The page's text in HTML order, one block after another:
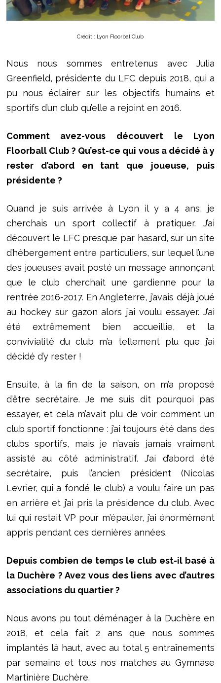
Crédit : Lyon Floorbal Club
Nous nous sommes entretenus avec Julia
Greenfield, présidente du LFC depuis 2018, qui a
pu nous éclairer sur les objectifs humains et
sportifs d’un club qu’elle a rejoint en 2016.
Comment avez-vous découvert le Lyon
Floorball Club ? Qu’est-ce qui vous a décidé à y
rester d’abord en tant que joueuse, puis
présidente ?
Quand je suis arrivée à Lyon il y a 4 ans, je
cherchais un sport collectif à pratiquer. J’ai
découvert le LFC presque par hasard, sur un site
d’hébergement entre particuliers, sur lequel l’une
des joueuses avait posté un message annonçant
que le club cherchait une gardienne pour la
rentrée 2016-2017. En Angleterre, j’avais déjà joué
au hockey sur gazon alors j’ai voulu essayer. J’ai
été extrêmement bien accueillie, et la
convivialité du club m’a tellement plu que j’ai
décidé d’y rester !
Ensuite, à la fin de la saison, on m’a proposé
d’être secrétaire. Je me suis dit pourquoi pas
essayer, et cela m’avait plu de voir comment un
club sportif fonctionne : j’ai toujours été dans des
clubs sportifs, mais je n’avais jamais vraiment
assisté au côté administratif. J’ai d’abord été
secrétaire, puis l’ancien président (Nicolas
Levrier, qui a fondé le club) a voulu faire un pas
en arrière et j’ai pris la présidence du club. Avec
lui qui restait VP pour m’épauler, j’ai énormément
appris pendant ces dernières années.
Depuis combien de temps le club est-il basé à
la Duchère ? Avez vous des liens avec d’autres
associations du quartier ?
Nous avons pu tout déménager à la Duchère en
2018, et cela fait 2 ans que nous sommes
implantés là haut, avec au total 5 entraînements
par semaine et tous nos matches au Gymnase
Martinière Duchère.